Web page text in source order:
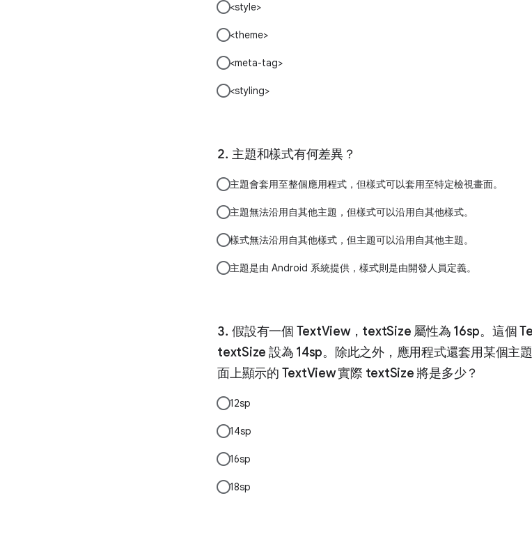
<style>
<theme>
<meta-tag>
<styling>
主題和樣式有何差異？
主題會套用至整個應用程式，但樣式可以套用至特定檢視畫面。
主題無法沿用自其他主題，但樣式可以沿用自其他樣式。
樣式無法沿用自其他樣式，但主題可以沿用自其他主題。
主題是由 Android 系統提供，樣式則是由開發人員定義。
假設有一個 TextView，textSize 屬性為 16sp。這個
textSize 設為 14sp。除此之外，應用程式還套用某個主
面上顯示的 TextView 實際 textSize 將是多少？
12sp
14sp
16sp
18sp